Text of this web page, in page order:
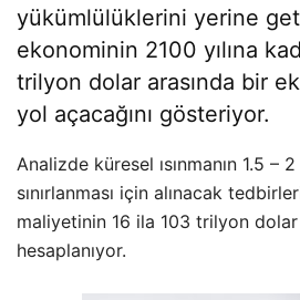
yükümlülüklerini yerine
ekonominin 2100 yılına
trilyon dolar arasında bir
yol açacağını gösteriyor.
Analizde küresel ısınmanın 1.5 –
sınırlanması için alınacak
maliyetinin 16 ila 103 trilyon dolar
hesaplanıyor.